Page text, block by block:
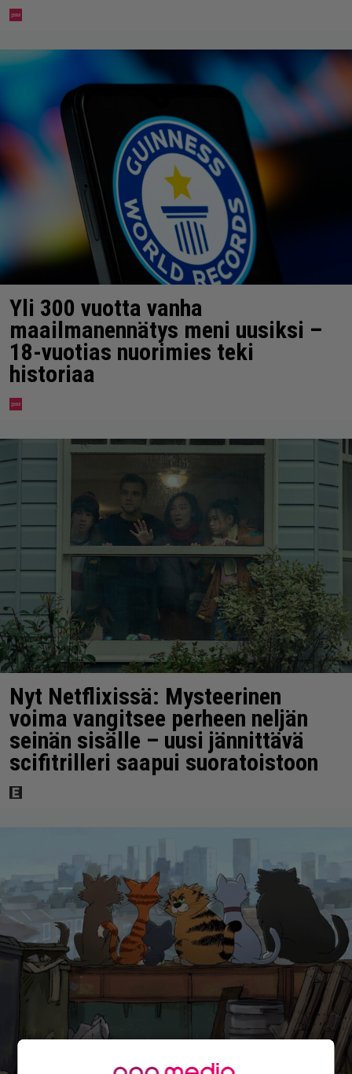
Yli 300 vuotta vanha
maailmanennätys meni uusiksi –
18-vuotias nuorimies teki
historiaa
Nyt Netflixissä: Mysteerinen
voima vangitsee perheen neljän
seinän sisälle – uusi jännittävä
scifitrilleri saapui suoratoistoon